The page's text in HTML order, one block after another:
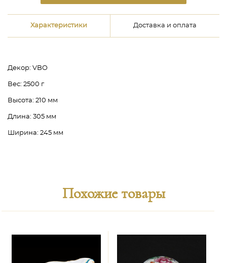
Характеристики Доставка и оплата
Декор: VBO
Вес: 2500 г
Высота: 210 мм
Длина: 305 мм
Ширина: 245 мм
Похожие товары